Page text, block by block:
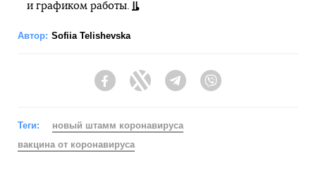
и графиком работы.
Автор: Sofiia Telishevska
FacebookTwitter Telegram
Теги:
новый штамм коронавируса
вакцина от коронавируса